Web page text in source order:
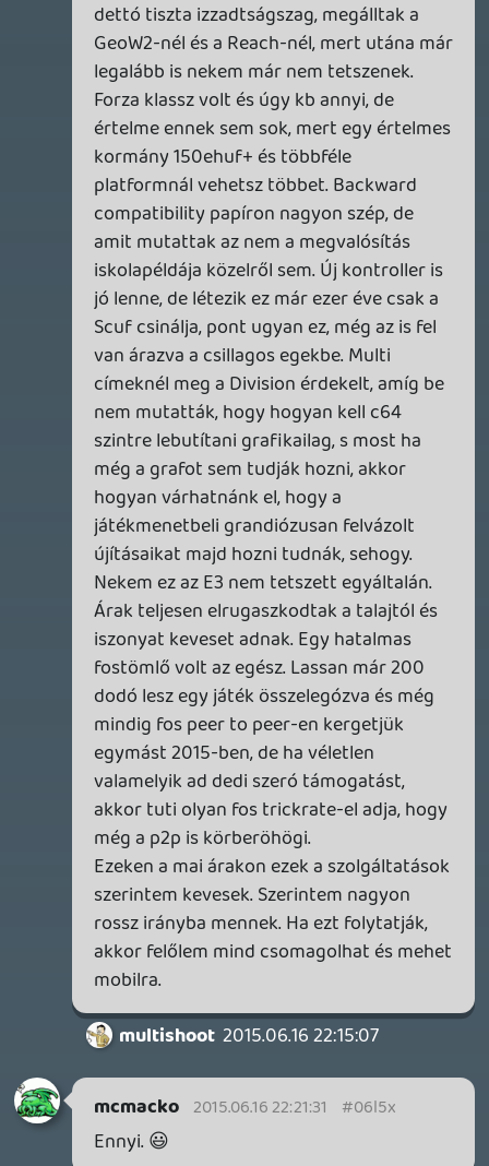
csavar 2015.06.16 22:11:00
Tom 2015.06.16 22:13:45 #06l5r
Na erre kíváncsi vagyok, hogy mit
mondtok a Nintendo-ra. Nekem elakadt a
szavam és nem a jó értelemben. A sony és
az ms is szar volt, akár az egész E3 most.
Na de az N-re szavak nincsenek.
csavar 2015.06.16 22:11:00 #06l5q
Mackó, merj ellentmondani! 🙂
2015.06.16 22:00:12 #06l5p
Pornót az Oculusra Köcsögök!
Warhawk 2015.06.16 21:57:53 #06l5o
Tízkor nyitunk!
Tommy_Angelo 2015.06.16 21:55:54 #06l5n
Na, tűkön ülve várom a kezdést. 🙂
Ja és PODCASTET, KÖCSÖGÖK!